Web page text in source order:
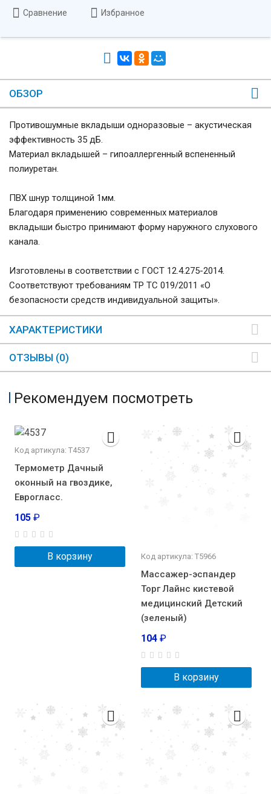
Сравнение Избранное
ОБЗОР
Противошумные вкладыши одноразовые – акустическая
эффективность 35 дБ.
Материал вкладышей – гипоаллергенный вспененный
полиуретан.
ПВХ шнур толщиной 1мм.
Благодаря применению современных материалов
вкладыши быстро принимают форму наружного слухового
канала.
Изготовлены в соответствии с ГОСТ 12.4.275-2014.
Соответствуют требованиям ТР ТС 019/2011 «О
безопасности средств индивидуальной защиты».
ХАРАКТЕРИСТИКИ
ОТЗЫВЫ (0)
Рекомендуем посмотреть
Код артикула: T4537
Термометр Дачный
оконный на гвоздике,
Еврогласс.
105 ₽
В корзину Код артикула: Т5966
Массажер-эспандер
Торг Лайнс кистевой
медицинский Детский
(зеленый)
104 ₽
В корзину